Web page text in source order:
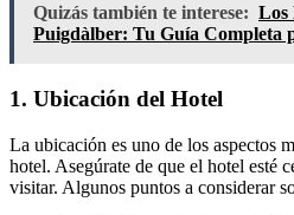
Quizás también te interese: Los
Puigdàlber: Tu Guía Completa
1. Ubicación del Hotel
La ubicación es uno de los aspectos
hotel. Asegúrate de que el hotel esté
visitar. Algunos puntos a considerar